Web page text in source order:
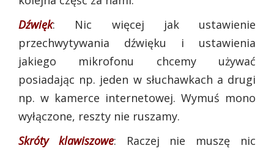
Dźwięk: Nic więcej jak ustawienie
przechwytywania dźwięku i ustawienia
jakiego mikrofonu chcemy używać
posiadając np. jeden w słuchawkach a drugi
np. w kamerce internetowej. Wymuś mono
wyłączone, reszty nie ruszamy.
Skróty klawiszowe: Raczej nie muszę nic